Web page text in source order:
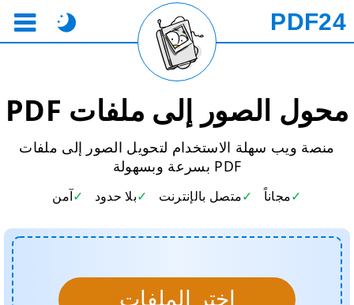
PDF24
محول الصور إلى ملفات PDF
منصة ويب سهلة الاستخدام لتحويل الصور إلى ملفات
PDF بسرعة وبسهولة
مجاناً متصل بالإنترنت بلا حدود آمن
اختر الملفات